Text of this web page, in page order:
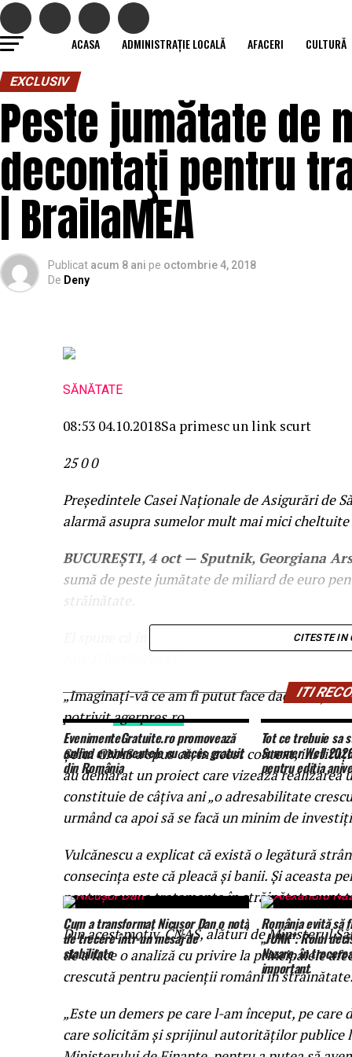
ACASA ADMINISTRAȚIE LOCALĂ AFACERI CULTURĂ
EXCLUSIV
Peste jumătate de
decontaţi pentru
| BrailaMEA
Publicat acum 8 ani pe octombrie 4, 2018
De Deny
SĂNĂTATE
08:53 04.10.2018Sa primesc un link scurt
2500
Preşedintele Casei Naţionale de Asigurări de
alarmă asupra sumelor mult mai mici
BUCUREŞTI, 4 oct — Sputnik, Georgiana
sumă de peste jumătate de miliard de euro
străinătate.
El spune că în România au fost emise facturi
„Imaginaţi-vă ce am fi putut face dacă aceşt
potrivitagerpres.ro.
Şeful CNAS a spus că, în acest context,
au demarat un proiect care vizează
constituie de câţiva ani „o adresabilitate
urmând ca apoi să se facă un minim de
Vulcănescu a explicat că există o legătură
consecinţa este că pleacă şi banii. Şi aceasta
pentru a urma tratamente în străinătate sunt
Din acest motiv, CNAS, alături de Ministerul
de a face o analiză cu privire la principalele
crescută pentru pacienţii români în
„Este un demers pe care l-am început, pe
care solicităm şi sprijinul autorităţilor publice
CITESTE IN
ITI
EvenimenteGratuite.ro promovează
online evenimentele cu acces gratuit
din România
Tot ce trebuie sa
Summer Well
pentru editia
Cum a transformat Nicușor Dan o notă
de trecere într-un mesaj de
stabilitate
România evită să
„JUNK”. Rolul
Nazare, în
important